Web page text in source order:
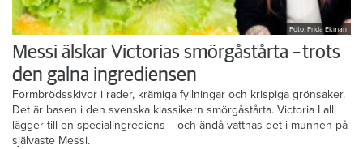
Foto: Frida Ekman
Messi älskar Victorias smörgåstårta – trots
den galna ingrediensen
Formbrödsskivor i rader, krämiga fyllningar och krispiga grönsaker.
Det är basen i den svenska klassikern smörgåstårta. Victoria Lalli
lägger till en specialingrediens – och ändå vattnas det i munnen på
självaste Messi.